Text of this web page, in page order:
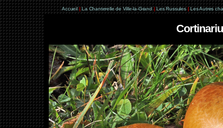
Accueil | La Chanterelle de Ville-la-Grand | Les Russules | Les Autres